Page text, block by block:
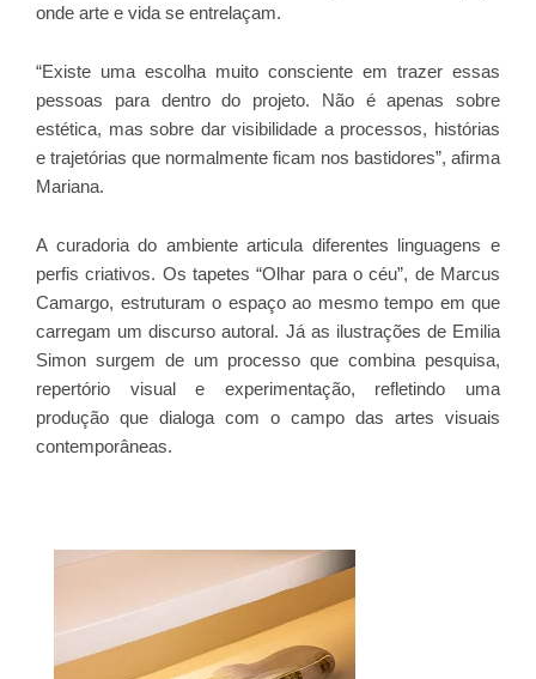
onde arte e vida se entrelaçam.
“Existe uma escolha muito consciente em trazer essas
pessoas para dentro do projeto. Não é apenas sobre
estética, mas sobre dar visibilidade a processos, histórias
e trajetórias que normalmente ficam nos bastidores”, afirma
Mariana.
A curadoria do ambiente articula diferentes linguagens e
perfis criativos. Os tapetes “Olhar para o céu”, de Marcus
Camargo, estruturam o espaço ao mesmo tempo em que
carregam um discurso autoral. Já as ilustrações de Emilia
Simon surgem de um processo que combina pesquisa,
repertório visual e experimentação, refletindo uma
produção que dialoga com o campo das artes visuais
contemporâneas.